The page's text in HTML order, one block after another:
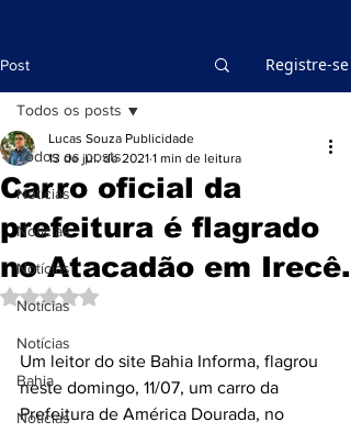
Post Registre-se
Todos os posts
Notícias
Notícias
Notícias
Notícias
Notícias
Bahia
Notícias
Todos os posts
Carro oficial da
prefeitura é flagrado
no Atacadão em Irecê.
Lucas Souza Publicidade
13 de jul. de 2021 1 min de leitura
Avaliado com NaN de 5 estrelas.
Um leitor do site Bahia Informa, flagrou
neste domingo, 11/07, um carro da
Prefeitura de América Dourada, no